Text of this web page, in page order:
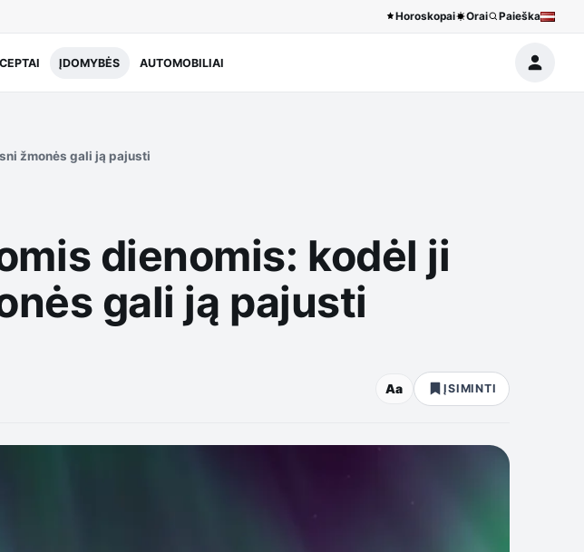
Horoskopai Orai Paieška
ĮDOMYBĖS AUTOMOBILIAI
žmonės gali ją pajusti
dienomis: kodėl ji
gali ją pajusti
Aa ĮSIMINTI